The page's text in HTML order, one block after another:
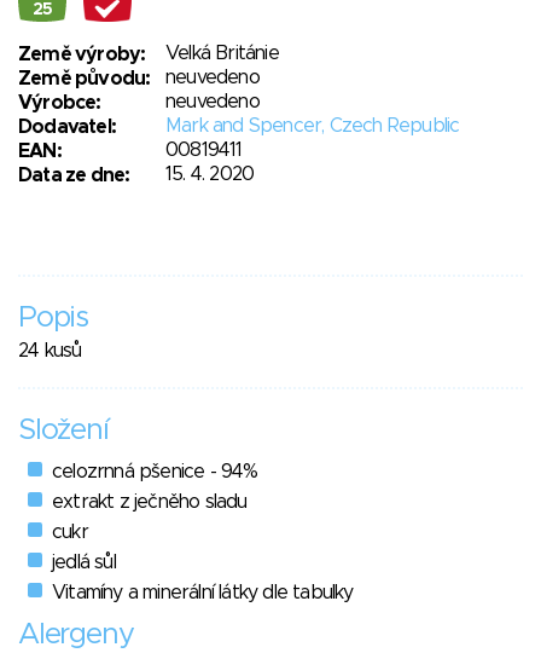
25
Země výroby:
Velká Británie
Země původu:
neuvedeno
Výrobce:
neuvedeno
Dodavatel:
Mark and Spencer, Czech Republic
EAN:
00819411
Data ze dne:
15. 4. 2020
Popis
24 kusů
Složení
celozrnná pšenice - 94%
extrakt z ječněho sladu
cukr
jedlá sůl
Vitamíny a minerální látky dle tabulky
Alergeny